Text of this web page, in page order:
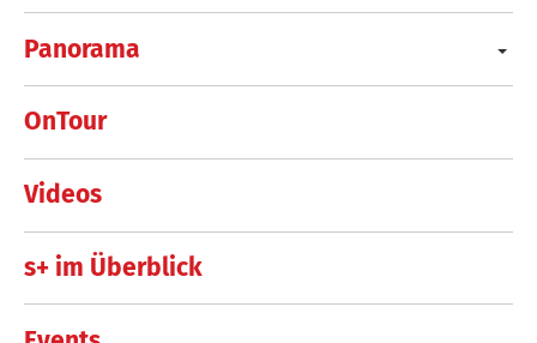
Panorama
OnTour
Videos
s+ im Überblick